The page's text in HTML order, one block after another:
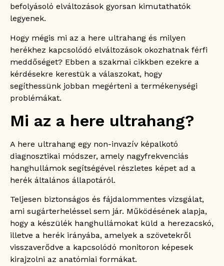
Heredaganat
Hydrocele (herevízsérv)
Spermatocele (mellékhereciszta)
A herék véráramlási zavara
Így zajlik a here ultrahang vizsgálat
Gyakran ismételt kérdések
Milyen előkészületeket igényel a here
Miért fontos a here ultrahang a férfi
meddőség kivizsgálásakor?
Mennyire megbízható a here ultrahang?
Mennyire biztonságos a here ultrahang?
Mikor van szükség a here ultrahang
Mi a teendő, ha a here ultrahang
eredménye negatív?
Vizsgálható-e a spermiumtermelés a here
ultrahanggal?
befolyásoló elváltozások gyorsan kimutathatók
legyenek.
Hogy mégis mi az a here ultrahang és milyen
herékhez kapcsolódó elváltozások okozhatnak férfi
meddőséget? Ebben a szakmai cikkben ezekre a
kérdésekre kerestük a válaszokat, hogy
segíthessünk jobban megérteni a termékenységi
problémákat.
Mi az a here ultrahang?
A here ultrahang egy non-invazív képalkotó
diagnosztikai módszer, amely nagyfrekvenciás
hanghullámok segítségével részletes képet ad a
herék általános állapotáról.
Teljesen biztonságos és fájdalommentes vizsgálat,
ami sugárterheléssel sem jár. Működésének alapja,
hogy a készülék hanghullámokat küld a herezacskó,
illetve a herék irányába, amelyek a szövetekről
visszaverődve a kapcsolódó monitoron képesek
kirajzolni az anatómiai formákat.